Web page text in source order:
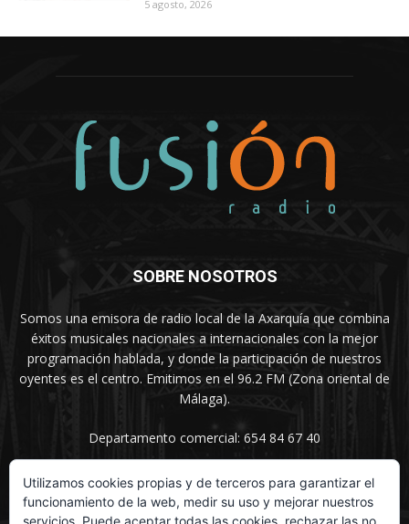
5 agosto, 2026
SOBRE NOSOTROS
Somos una emisora de radio local de la Axarquía que combina
éxitos musicales nacionales a internacionales con la mejor
programación hablada, y donde la participación de nuestros
oyentes es el centro. Emitimos en el 96.2 FM (Zona oriental de
Málaga).
Departamento comercial: 654 84 67 40
SÍGUENOS
Utilizamos cookies propias y de terceros para garantizar el
funcionamiento de la web, medir su uso y mejorar nuestros
servicios. Puede aceptar todas las cookies, rechazar las no